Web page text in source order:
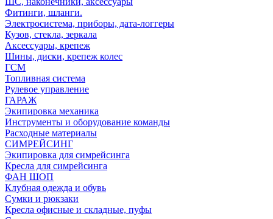
Фитинги, шланги.
Электросистема, приборы, дата-логгеры
Кузов, стекла, зеркала
Аксессуары, крепеж
Шины, диски, крепеж колес
ГСМ
Топливная система
Рулевое управление
ГАРАЖ
Экипировка механика
Инструменты и оборудование команды
Расходные материалы
СИМРЕЙСИНГ
Экипировка для симрейсинга
Кресла для симрейсинга
ФАН ШОП
Клубная одежда и обувь
Сумки и рюкзаки
Кресла офисные и складные, пуфы